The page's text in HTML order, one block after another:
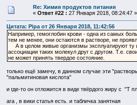
Re: Химия продуктов питания
« Ответ #22 : 27 Января 2018, 08:24:47 »
Цитата: Pipa от 26 Января 2018, 11:42:56
Например, гемоглобин крови - одна из самых
тем не менее, они остаются в растворе, не
А в целом живые организмы эксплуатируют ту
ассоциации таких молекул друг с другом. Т.е.
не может принять твердое состояние.
только ещё замечу, в данном случае эти
"пальмитиновая кислота"
и где-то он отложится в виде твёрдого жиру с "T
ага , в вики статья есть. и табличка занятная